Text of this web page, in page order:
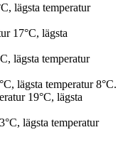
lägsta temperatur
17°C, lägsta
lägsta temperatur
lägsta temperatur 8°C.
19°C, lägsta
lägsta temperatur